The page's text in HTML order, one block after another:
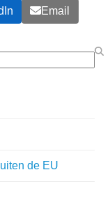
Email
de EU